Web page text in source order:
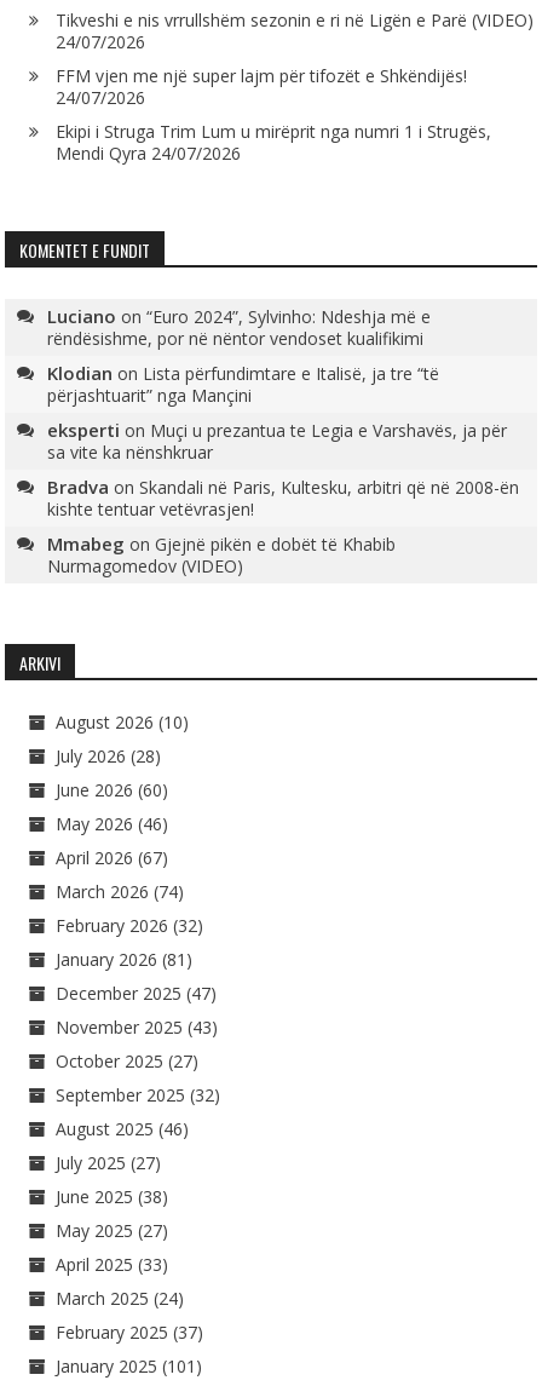
Tikveshi e nis vrrullshëm sezonin e ri në Ligën e Parë (VIDEO)
24/07/2026
FFM vjen me një super lajm për tifozët e Shkëndijës!
24/07/2026
Ekipi i Struga Trim Lum u mirëprit nga numri 1 i Strugës,
Mendi Qyra 24/07/2026
KOMENTET E FUNDIT
Luciano on“Euro 2024”, Sylvinho: Ndeshja më e
rëndësishme, por në nëntor vendoset kualifikimi
Klodian on Lista përfundimtare e Italisë, ja tre “të
përjashtuarit” nga Mançini
eksperti on Muçi u prezantua te Legia e Varshavës, ja për
sa vite ka nënshkruar
Bradva onSkandali në Paris, Kultesku, arbitri që në 2008-ën
kishte tentuar vetëvrasjen!
Mmabeg onGjejnë pikën e dobët të Khabib
Nurmagomedov (VIDEO)
ARKIVI
August 2026 (10)
July 2026 (28)
June 2026 (60)
May 2026 (46)
April 2026 (67)
March 2026 (74)
February 2026 (32)
January 2026 (81)
December 2025 (47)
November 2025 (43)
October 2025 (27)
September 2025 (32)
August 2025 (46)
July 2025 (27)
June 2025 (38)
May 2025 (27)
April 2025 (33)
March 2025 (24)
February 2025 (37)
January 2025 (101)